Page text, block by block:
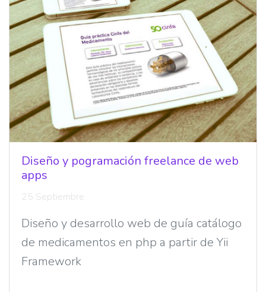
Diseño y pogramación freelance de web
apps
25 Septiembre
Diseño y desarrollo web de guía catálogo
de medicamentos en php a partir de Yii
Framework